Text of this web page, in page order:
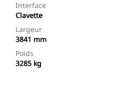
Interface
Clavette
Largeur
3841 mm
Poids
3285 kg